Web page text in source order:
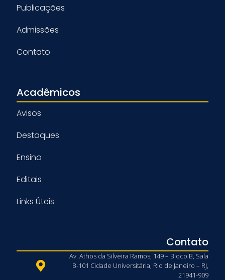
Publicações
Admissões
Contato
Acadêmicos
Avisos
Destaques
Ensino
Editais
Links Úteis
Contato
Av. Athos da Silveira Ramos, 149 – Bloco B, Sala
B-101 Cidade Universitária, Rio de Janeiro – RJ,
21941-909